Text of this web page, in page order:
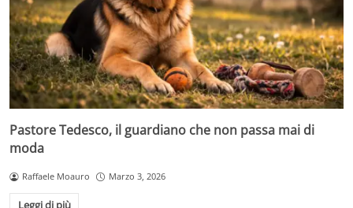
Pastore Tedesco, il guardiano che non passa mai di
moda
Raffaele Moauro Marzo 3, 2026
Leggi di più